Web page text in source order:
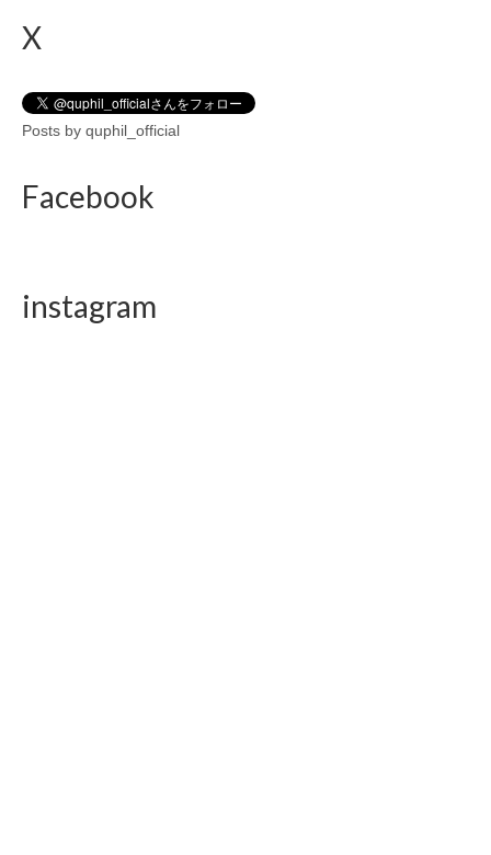
X
Posts by quphil_official
Facebook
instagram